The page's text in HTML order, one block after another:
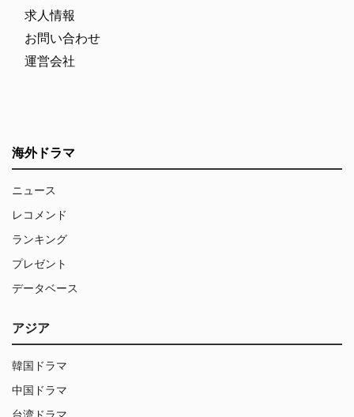
求人情報
お問い合わせ
運営会社
海外ドラマ
ニュース
レコメンド
ランキング
プレゼント
データベース
アジア
韓国ドラマ
中国ドラマ
台湾ドラマ